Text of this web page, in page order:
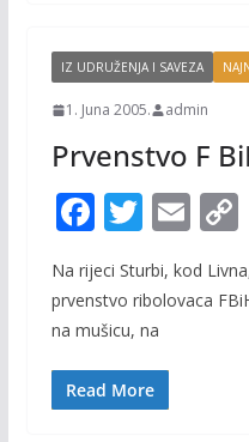
IZ UDRUŽENJA I SAVEZA
1. Juna 2005. admin
Prvenstvo F
F
e
b
o
o
T
w
itt
er
E
m
ai
C
Na rijeci Sturbi, kod
prvenstvo ribolovaca
na mušicu, na
Read More